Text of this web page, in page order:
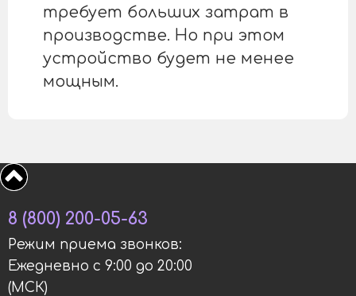
требует больших затрат в
производстве. Но при этом
устройство будет не менее
мощным.
8 (800) 200-05-63
Режим приема звонков:
Ежедневно с 9:00 до 20:00
(МСК)